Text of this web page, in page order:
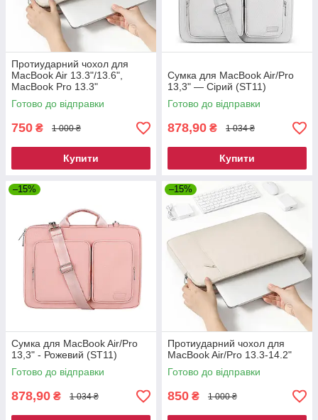
Протиударний чохол для
MacBook Air 13.3"/13.6",
MacBook Pro 13.3"
Готово до відправки
750 ₴ 1 000 ₴
Купити
Сумка для MacBook Air/Pro
13,3" — Сірий (ST11)
Готово до відправки
878,90 ₴ 1 034 ₴
Купити
–15%
Сумка для MacBook Air/Pro
13,3" - Рожевий (ST11)
Готово до відправки
878,90 ₴ 1 034 ₴
–15%
Протиударний чохол для
MacBook Air/Pro 13.3-14.2"
Готово до відправки
850 ₴ 1 000 ₴